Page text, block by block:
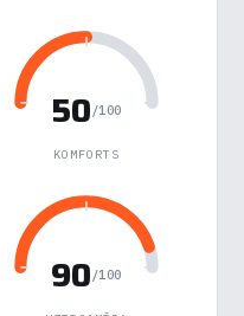
50 /100
KOMFORTS
90 /100